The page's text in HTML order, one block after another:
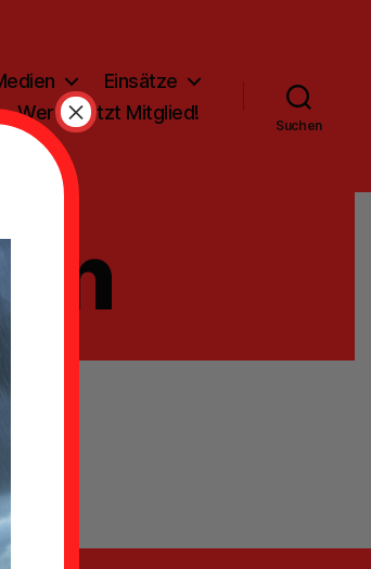
Einsätze
Werde jetzt Mitglied!
Suchen
×